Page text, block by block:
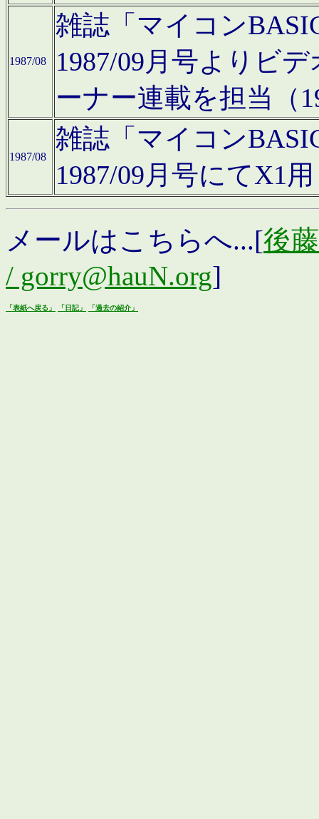
1987/08
雑誌「マイコン
1987/09月号よりビ
ーナー連載を担当（
1987/08
雑誌「マイコン
1987/09月号にてX1
メールはこちらへ...[後
/ gorry@hauN.org]
「表紙へ戻る」 「日記」 「過去の紹介」